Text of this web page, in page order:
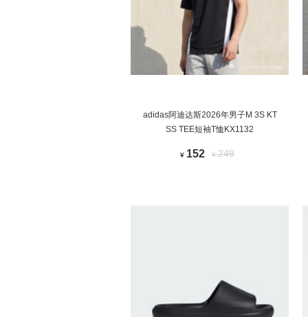
adidas阿迪达斯2026年男子M 3S KT
SS TEE短袖T恤KX1132
¥ 152 ¥249